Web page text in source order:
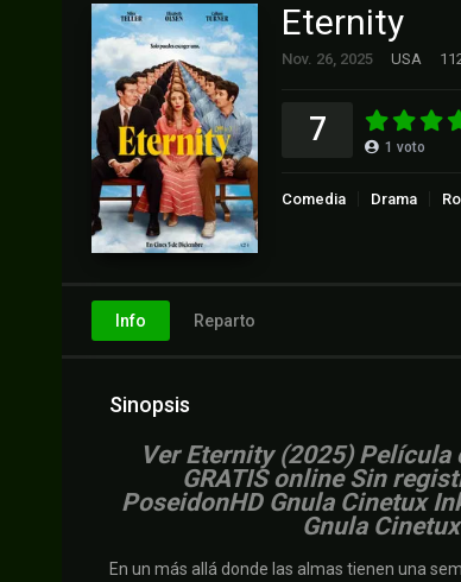
Eternity
Nov. 26, 2025 USA
7 1 voto
Comedia Drama
Info Reparto
Sinopsis
Ver Eternity (2025)
GRATIS online Sin
PoseidonHD Gnula Cinetux
Gnula
En un más allá donde las almas tienen una